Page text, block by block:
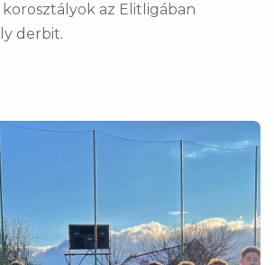
korosztályok az Elitligában
derbit.